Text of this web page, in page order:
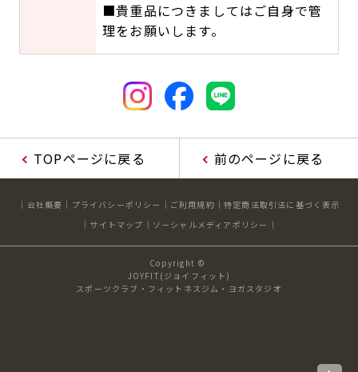
■貴重品につきましてはご自身で管
理をお願いします。
TOPページに戻る 前のページに戻る
会社概要 プライバシーポリシー ご利用規約
特定商法取引法に基づく表示
サイトマップ
ソーシャルメディアポリシー
Copyright ©
JOYFIT(ジョイフィット)
スポーツクラブ・フィットネスジム・ヨガスタジオ